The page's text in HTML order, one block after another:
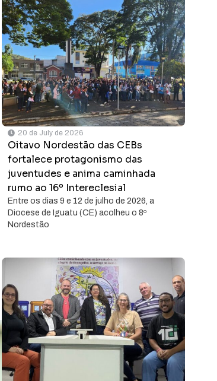
20 de July de 2026
Oitavo Nordestão das CEBs
fortalece protagonismo das
juventudes e anima caminhada
rumo ao 16º Intereclesial
Entre os dias 9 e 12 de julho de 2026, a
Diocese de Iguatu (CE) acolheu o 8º
Nordestão